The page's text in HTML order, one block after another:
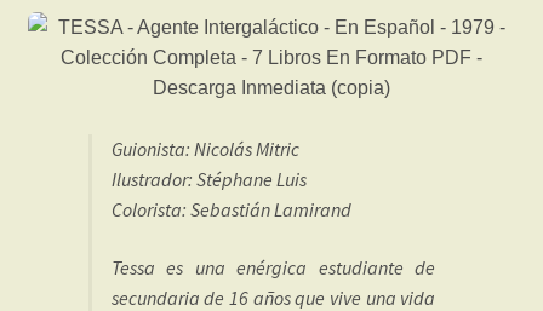
Guionista: Nicolás Mitric
Ilustrador: Stéphane Luis
Colorista: Sebastián Lamirand
Tessa es una enérgica estudiante de
secundaria de 16 años que vive una vida